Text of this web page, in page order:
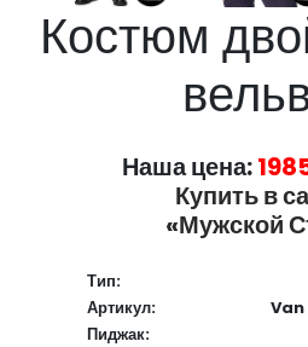
Костюм
Наша цена:
Купить в
«Мужской
Тип:
Артикул:
Van
Пиджак: